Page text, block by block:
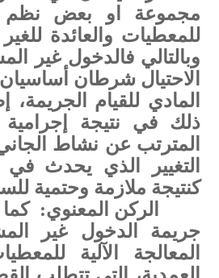
مجموعة او بعض نظم
للمعطيات والعائدة
وبالتالي فالدخول غير
الاحتيال شرطان
المادي للقيام
ذلك في نتيجة إجرامية
المترتب عن نشاط
التغيير الذي يحدث في
كنتيجة ملازمة وحتمية
الركن المعنوي:
جريمة الدخول غير
المعالجة الآلية